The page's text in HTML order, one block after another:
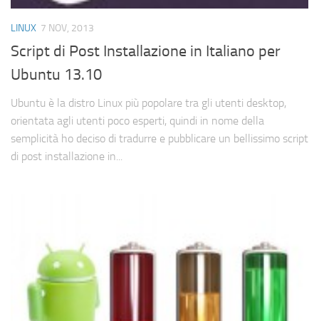
LINUX 7 NOV, 2013
Script di Post Installazione in Italiano per
Ubuntu 13.10
Ubuntu è la distro Linux più popolare tra gli utenti desktop,
orientata agli utenti poco esperti, quindi in nome della
semplicità ho deciso di tradurre e pubblicare un bellissimo script
di post installazione in...